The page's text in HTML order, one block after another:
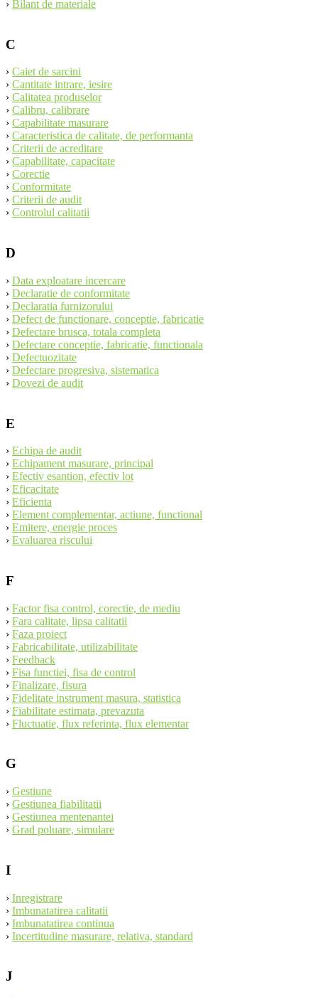
› Bilant de materiale
C
› Caiet de sarcini
› Cantitate intrare, iesire
› Calitatea produselor
› Calibru, calibrare
› Capabilitate masurare
› Caracteristica de calitate, de performanta
› Criterii de acreditare
› Capabilitate, capacitate
› Corectie
› Conformitate
› Criterii de audit
› Controlul calitatii
D
› Data exploatare incercare
› Declaratie de conformitate
› Declaratia furnizorului
› Defect de functionare, conceptie, fabricatie
› Defectare brusca, totala completa
› Defectare conceptie, fabricatie, functionala
› Defectuozitate
› Defectare progresiva, sistematica
› Dovezi de audit
E
› Echipa de audit
› Echipament masurare, principal
› Efectiv esantion, efectiv lot
› Eficacitate
› Eficienta
› Element complementar, actiune, functional
› Emitere, energie proces
› Evaluarea riscului
F
› Factor fisa control, corectie, de mediu
› Fara calitate, lipsa calitatii
› Faza proiect
› Fabricabilitate, utilizabilitate
› Feedback
› Fisa functiei, fisa de control
› Finalizare, fisura
› Fidelitate instrument masura, statistica
› Fiabilitate estimata, prevazuta
› Fluctuatie, flux referinta, flux elementar
G
› Gestiune
› Gestiunea fiabilitatii
› Gestiunea mentenantei
› Grad poluare, simulare
I
› Inregistrare
› Imbunatatirea calitatii
› Imbunatatirea continua
› Incertitudine masurare, relativa, standard
J